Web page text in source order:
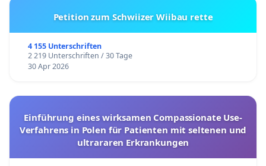
Petition zum Schwiizer Wiibau rette
4 155 Unterschriften
2 219 Unterschriften / 30 Tage
30 Apr 2026
Einführung eines wirksamen Compassionate Use-
Verfahrens in Polen für Patienten mit seltenen und
ultrararen Erkrankungen